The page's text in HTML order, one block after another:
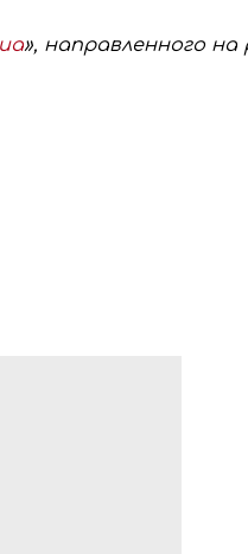
», направленного на